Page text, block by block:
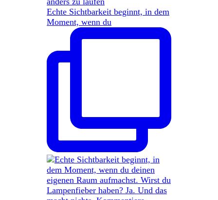
Echte Sichtbarkeit beginnt, in dem
Moment, wenn du